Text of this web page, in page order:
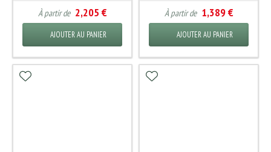
À partir de 2,205 €
AJOUTER AU PANIER
À partir de 1,389 €
AJOUTER AU PANIER